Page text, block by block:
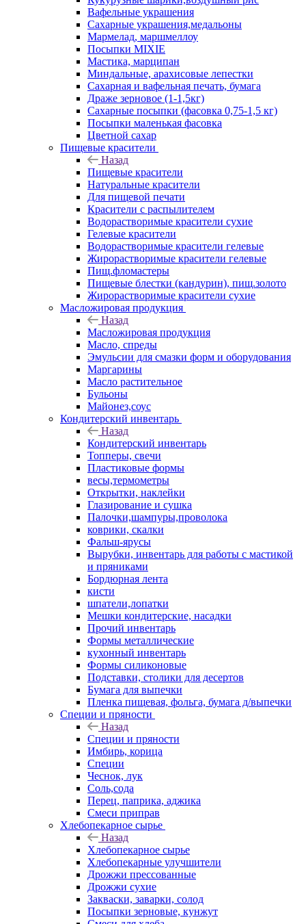
Вафельные украшения
Сахарные украшения,медальоны
Мармелад, маршмеллоу
Посыпки MIXIE
Мастика, марципан
Миндальные, арахисовые лепестки
Сахарная и вафельная печать, бумага
Драже зерновое (1-1,5кг)
Сахарные посыпки (фасовка 0,75-1,5 кг)
Посыпки маленькая фасовка
Цветной сахар
Пищевые красители
Назад
Пищевые красители
Натуральные красители
Для пищевой печати
Красители с распылителем
Водорастворимые красители сухие
Гелевые красители
Водорастворимые красители гелевые
Жирорастворимые красители гелевые
Пищ.фломастеры
Пищевые блестки (кандурин), пищ.золото
Жирорастворимые красители сухие
Масложировая продукция
Назад
Масложировая продукция
Масло, спреды
Эмульсии для смазки форм и оборудования
Маргарины
Масло растительное
Бульоны
Майонез,соус
Кондитерский инвентарь
Назад
Кондитерский инвентарь
Топперы, свечи
Пластиковые формы
весы,термометры
Открытки, наклейки
Глазирование и сушка
Палочки,шампуры,проволока
коврики, скалки
Фальш-ярусы
Вырубки, инвентарь для работы с мастикой
и пряниками
Бордюрная лента
кисти
шпатели,лопатки
Мешки кондитерские, насадки
Прочий инвентарь
Формы металлические
кухонный инвентарь
Формы силиконовые
Подставки, столики для десертов
Бумага для выпечки
Пленка пищевая, фольга, бумага д/выпечки
Специи и пряности
Назад
Специи и пряности
Имбирь, корица
Специи
Чеснок, лук
Соль,сода
Перец, паприка, аджика
Смеси приправ
Хлебопекарное сырье
Назад
Хлебопекарное сырье
Хлебопекарные улучшители
Дрожжи прессованные
Дрожжи сухие
Закваски, заварки, солод
Посыпки зерновые, кунжут